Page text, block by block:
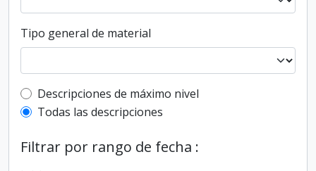
Tipo general de material
Top-level description filter
Descripciones de máximo nivel
Todas las descripciones
Filtrar por rango de fecha :